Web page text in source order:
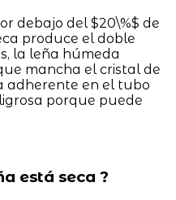
debajo del $20\%$ de
produce el doble
la leña húmeda
mancha el cristal de
adherente en el tubo
porque puede
está seca ?